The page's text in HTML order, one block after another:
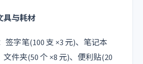
与耗材
字笔(100 支 ×3 元)、笔记本
文件夹(50 个 ×8 元)、便利贴(20